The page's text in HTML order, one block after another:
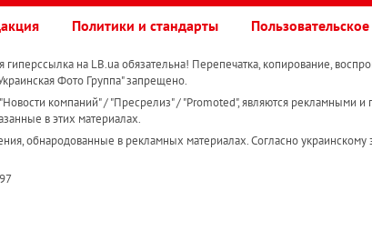
Политики и стандарты
на LB.ua обязательна! Перепечатка, копирование,
Фото Группа" запрещено.
компаний" / "Пресрелиз" / "Promoted", являются рекламными и
в этих материалах.
обнародованные в рекламных материалах. Согласно украинскому